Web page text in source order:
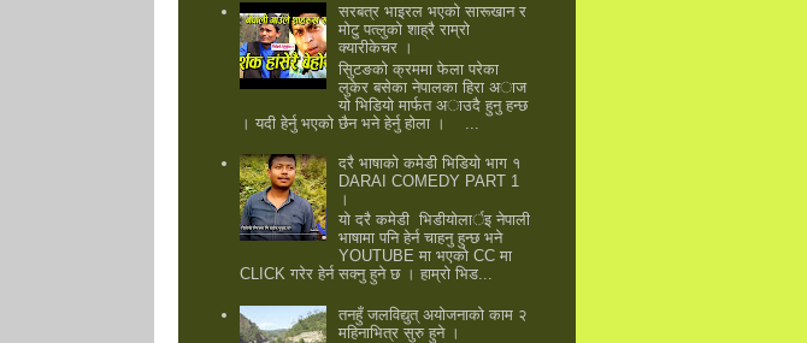
सरबत्र भाइरल भएको सारूखान र
मोटु पत्लुको शाह्रै राम्रो
क्यारीकेचर ।
सुिटङको क्रममा फेला परेका
लुकेर बसेका नेपालका हिरा अाज
यो भिडियो मार्फत अाउदै हुनु हन्छ
। यदी हेर्नु भएकाे छैन भने हेर्नु हाेला । ...
दरै भाषाकाे कमेडी भिडियो भाग १
DARAI COMEDY PART 1
।
यो दरै कमेडी भिडीयोलार्इ नेपाली
भाषामा पनि हेर्न चाहनु हुन्छ भने
YOUTUBE मा भएकाे CC मा
CLICK गरेर हेर्न सक्नु हुने छ । हाम्रो भिड...
तनहुँ जलविद्युत् अयोजनाको काम २
महिनाभित्र सुरु हुने ।